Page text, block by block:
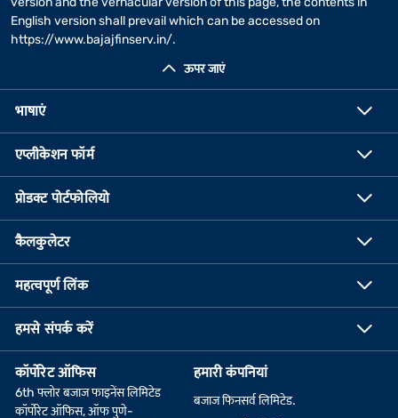
ऊपर जाएं
English version shall prevail which can be accessed on
https://www.bajajfinserv.in/.
भाषाएं
एप्लीकेशन फॉर्म
प्रोडक्ट पोर्टफोलियो
कैलकुलेटर
महत्वपूर्ण लिंक
हमसे संपर्क करें
कॉर्पोरेट ऑफिस
6th फ्लोर बजाज फाइनेंस लिमिटेड
कॉर्पोरेट ऑफिस, ऑफ पुणे-
हमारी कंपनियां
बजाज फिनसर्व लिमिटेड.